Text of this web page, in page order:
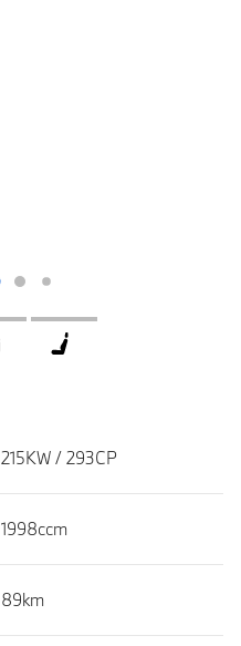
360 ° Exterior
215KW / 293CP
1998ccm
89km